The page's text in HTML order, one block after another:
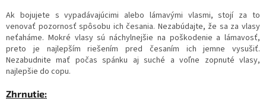
Ak bojujete s vypadávajúcimi alebo lámavými vlasmi, stojí za to
venovať pozornosť spôsobu ich česania. Nezabúdajte, že sa za vlasy
neťaháme. Mokré vlasy sú náchylnejšie na poškodenie a lámavosť,
preto je najlepším riešením pred česaním ich jemne vysušiť.
Nezabudnite mať počas spánku aj suché a voľne zopnuté vlasy,
najlepšie do copu.
Zhrnutie: